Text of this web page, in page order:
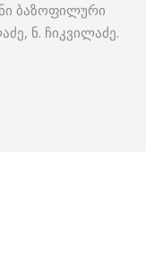
ბაზოფილური
ნ. ჩიკვილაძე.